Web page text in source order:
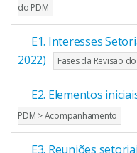
do PDM
E1. Interesses
2022)
Fases da Revisão
E2. Elementos
PDM > Acompanhamento
E3. Reuniões